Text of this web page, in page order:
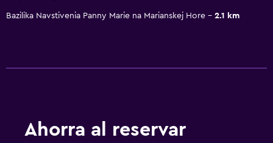
Bazilika Navstivenia Panny Marie na Marianskej Hore 2.1 km
Ahorra al reservar